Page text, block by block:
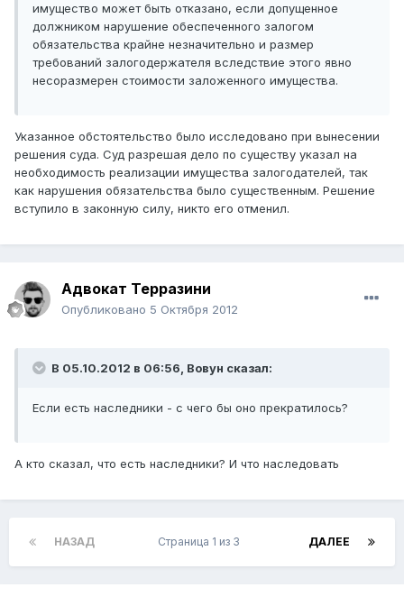
имущество может быть отказано, если допущенное
должником нарушение обеспеченного залогом
обязательства крайне незначительно и размер
требований залогодержателя вследствие этого явно
несоразмерен стоимости заложенного имущества.
Указанное обстоятельство было исследовано при вынесении
решения суда. Суд разрешая дело по существу указал на
необходимость реализации имущества залогодателей, так
как нарушения обязательства было существенным. Решение
вступило в законную силу, никто его отменил.
Адвокат Терразини
Опубликовано 5 Октября 2012
В 05.10.2012 в 06:56, Вовун сказал:
Если есть наследники - с чего бы оно прекратилось?
А кто сказал, что есть наследники? И что наследовать
НАЗАД ДАЛЕЕ
Страница 1 из 3